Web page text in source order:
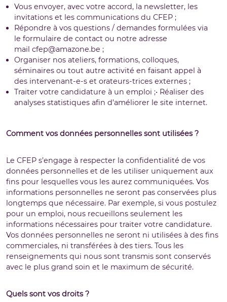
Vous envoyer, avec votre accord, la newsletter, les
invitations et les communications du CFEP ;
Répondre à vos questions / demandes formulées via
le formulaire de contact ou notre adresse
mail cfep@amazone.be ;
Organiser nos ateliers, formations, colloques,
séminaires ou tout autre activité en faisant appel à
des intervenant-e-s et orateurs-trices externes ;
Traiter votre candidature à un emploi ;• Réaliser des
analyses statistiques afin d’améliorer le site internet.
Comment vos données personnelles sont utilisées ?
Le CFEP s’engage à respecter la confidentialité de vos
données personnelles et de les utiliser uniquement aux
fins pour lesquelles vous les aurez communiquées. Vos
informations personnelles ne seront pas conservées plus
longtemps que nécessaire. Par exemple, si vous postulez
pour un emploi, nous recueillons seulement les
informations nécessaires pour traiter votre candidature.
Vos données personnelles ne seront ni utilisées à des fins
commerciales, ni transférées à des tiers. Tous les
renseignements qui nous sont transmis sont conservés
avec le plus grand soin et le maximum de sécurité.
Quels sont vos droits ?